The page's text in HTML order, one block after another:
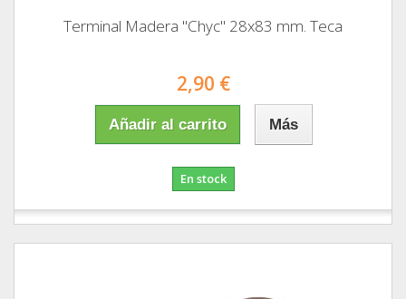
Terminal Madera "Chyc" 28x83 mm. Teca
2,90 €
Añadir al carrito Más
En stock